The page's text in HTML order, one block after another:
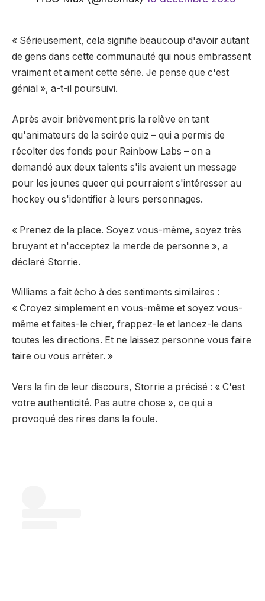
« Sérieusement, cela signifie beaucoup d'avoir autant
de gens dans cette communauté qui nous embrassent
vraiment et aiment cette série. Je pense que c'est
génial », a-t-il poursuivi.
Après avoir brièvement pris la relève en tant
qu'animateurs de la soirée quiz – qui a permis de
récolter des fonds pour Rainbow Labs – on a
demandé aux deux talents s'ils avaient un message
pour les jeunes queer qui pourraient s'intéresser au
hockey ou s'identifier à leurs personnages.
« Prenez de la place. Soyez vous-même, soyez très
bruyant et n'acceptez la merde de personne », a
déclaré Storrie.
Williams a fait écho à des sentiments similaires :
« Croyez simplement en vous-même et soyez vous-
même et faites-le chier, frappez-le et lancez-le dans
toutes les directions. Et ne laissez personne vous faire
taire ou vous arrêter. »
Vers la fin de leur discours, Storrie a précisé : « C'est
votre authenticité. Pas autre chose », ce qui a
provoqué des rires dans la foule.